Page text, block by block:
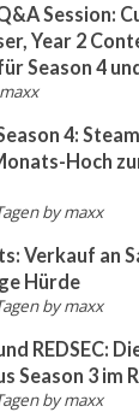
Session:
Year 2
Season 4
maxx
4:
Hoch
bymaxx
Verkauf an
Hürde
bymaxx
REDSEC:
Season 3 im
bymaxx